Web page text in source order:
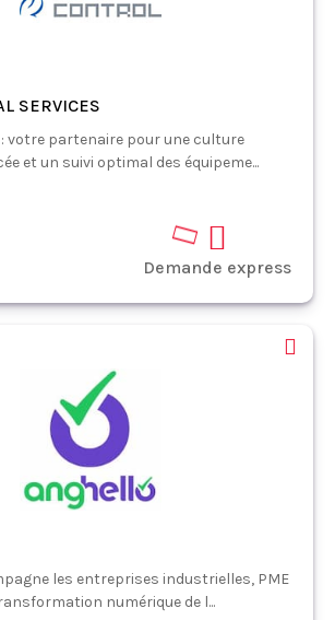
SERVICES
: votre partenaire pour une culture
et un suivi optimal des équipeme...
Demande express
les entreprises industrielles, PME
numérique de l...